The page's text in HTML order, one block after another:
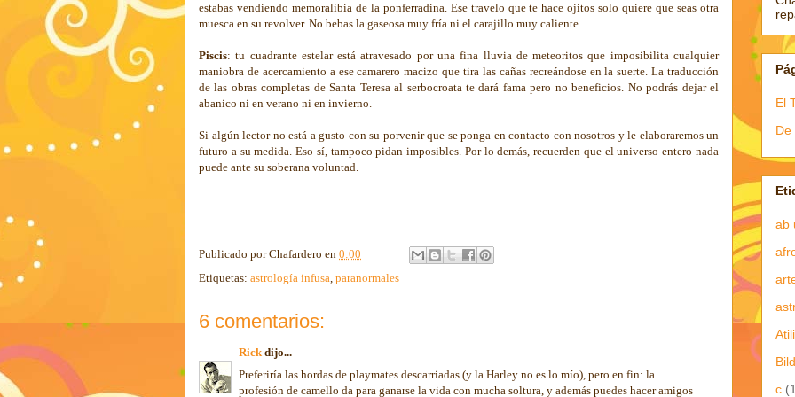
estabas vendiendo memoralibia de la ponferradina. Ese travelo que te hace ojitos solo quiere que seas otra
muesca en su revolver. No bebas la gaseosa muy fría ni el carajillo muy caliente.
Piscis: tu cuadrante estelar está atravesado por una fina lluvia de meteoritos que imposibilita cualquier
maniobra de acercamiento a ese camarero macizo que tira las cañas recreándose en la suerte. La traducción
de las obras completas de Santa Teresa al serbocroata te dará fama pero no beneficios. No podrás dejar el
abanico ni en verano ni en invierno.
Si algún lector no está a gusto con su porvenir que se ponga en contacto con nosotros y le elaboraremos un
futuro a su medida. Eso sí, tampoco pidan imposibles. Por lo demás, recuerden que el universo entero nada
puede ante su soberana voluntad.
Publicado porChafardero en 0:00
Etiquetas: astrología infusa, paranormales
6 comentarios:
Rick dijo...
Preferiría las hordas de playmates descarriadas (y la Harley no es lo mío), pero en fin: la
profesión de camello da para ganarse la vida con mucha soltura, y además puedes hacer amigos
El
De
ab
c